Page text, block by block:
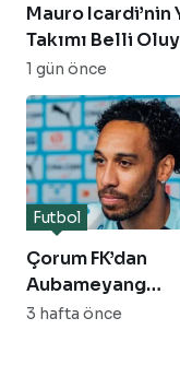
Mauro Icardi’nin
Takımı Belli
Menajerinden
İtalya İtirafı!
1 gün önce
Çorum FK’dan
Aubameyang
Bombası: Feyyaz
Futbol
3 hafta önce